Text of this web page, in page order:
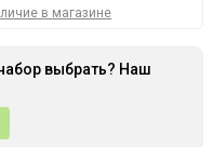
в магазине
выбрать? Наш